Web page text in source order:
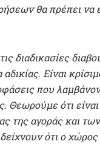
θα πρέπει να
διαδικασίες
Είναι
που
Θεωρούμε ότι
της αγοράς και
ότι ο χώρος